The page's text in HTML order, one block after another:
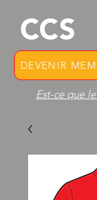
DEVENIR
Est-ce que